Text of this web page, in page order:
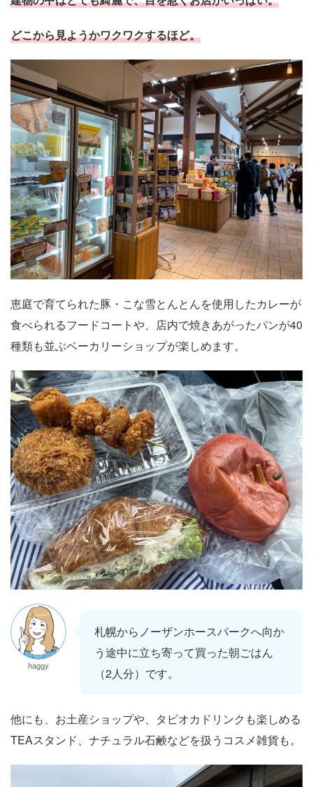
どこから見ようかワクワクするほど。
恵庭で育てられた豚・こな雪とんとんを使用したカレーが
食べられるフードコートや、店内で焼きあがったパンが40
種類も並ぶベーカリーショップが楽しめます。
haggy
札幌からノーザンホースパークへ向か
う途中に立ち寄って買った朝ごはん
（2人分）です。
他にも、お土産ショップや、タピオカドリンクも楽しめる
TEAスタンド、ナチュラル石鹸などを扱うコスメ雑貨も。